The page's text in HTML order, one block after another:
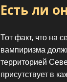
Есть ли
Тот факт, что на
вампиризма
территорией
присутствует в